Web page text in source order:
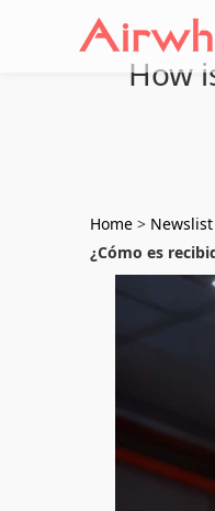
How
Home > Newslist
¿Cómo es